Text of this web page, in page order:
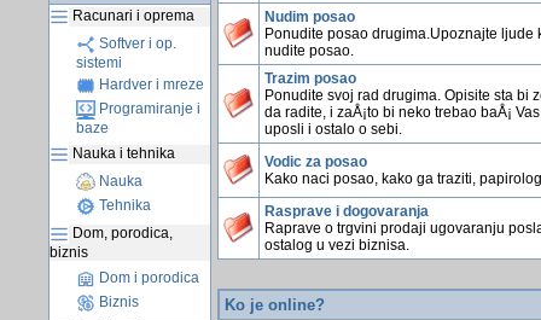
Racunari i oprema
Softver i op.
sistemi
Hardver i mreze
Programiranje i
baze
Nauka i tehnika
Nauka
Tehnika
Dom, porodica,
biznis
Dom i porodica
Biznis
Nudim posao
Ponudite posao drugima.Upoznajte ljude
nudite posao.
Trazim posao
Ponudite svoj rad drugima. Opisite sta bi
da radite, i zaÅ¡to bi neko trebao baÅ¡
uposli i ostalo o sebi.
Vodic za posao
Kako naci posao, kako ga traziti,
Rasprave i dogovaranja
Raprave o trgvini prodaji ugovaranju
ostalog u vezi biznisa.
Ko je online?